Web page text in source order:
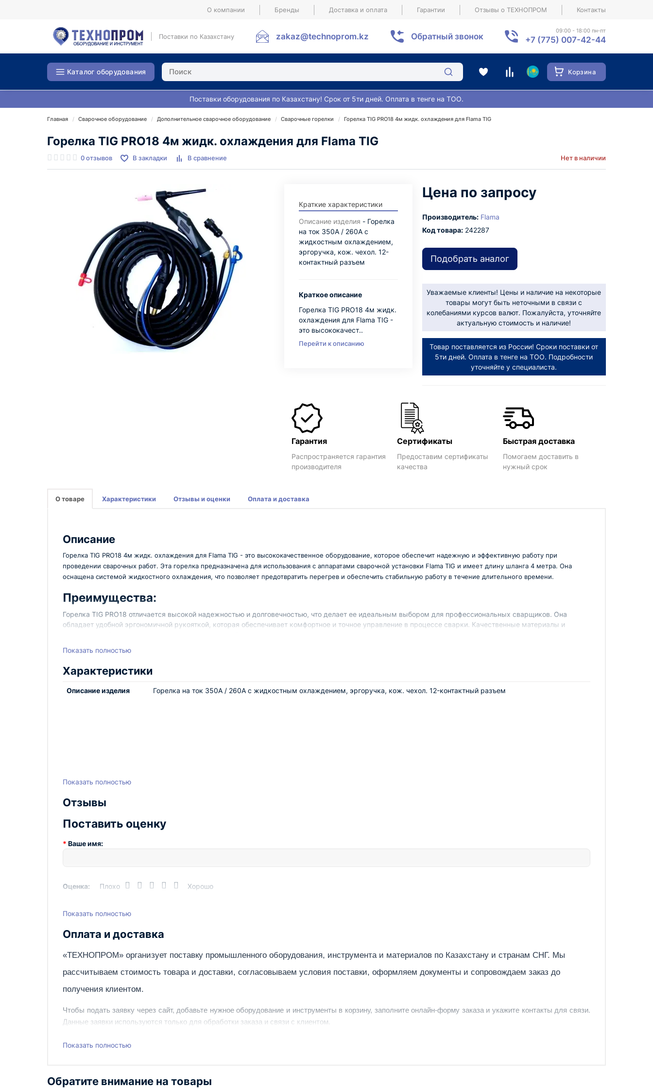
О компании Бренды Доставка и оплата Гарантии Отзывы о ТЕХНОПРОМ Контакты
Поставки по Казахстану zakaz@technoprom.kz Обратный звонок
09:00 - 18:00 пн-пт
+7 (775) 007-42-44
Каталог оборудования Корзина
Поставки оборудования по Казахстану! Срок от 5ти дней. Оплата в тенге на ТОО.
Главная Сварочное оборудование Дополнительное сварочное оборудование Сварочные горелки Горелка TIG PRO18 4м жидк. охлаждения для Flama TIG
Горелка TIG PRO18 4м жидк. охлаждения для Flama TIG
0 отзывов В закладки В сравнение Нет в наличии
Краткие характеристики
Описание изделия - Горелка
на ток 350A / 260A с
жидкостным охлаждением,
эргоручка, кож. чехол. 12-
контактный разъем
Краткое описание
Горелка TIG PRO18 4м жидк.
охлаждения для Flama TIG -
это высококачест..
Перейти к описанию
Цена по запросу
Производитель: Flama
Код товара:242287
Подобрать аналог
Уважаемые клиенты! Цены и наличие на некоторые
товары могут быть неточными в связи с
колебаниями курсов валют. Пожалуйста, уточняйте
актуальную стоимость и наличие!
Товар поставляется из России! Сроки поставки от
5ти дней. Оплата в тенге на ТОО. Подробности
уточняйте у специалиста.
Гарантия
Распространяется гарантия
производителя
Сертификаты
Предоставим сертификаты
качества
Быстрая доставка
Помогаем доставить в
нужный срок
О товаре Характеристики Отзывы и оценки Оплата и доставка
Описание
Горелка TIG PRO18 4м жидк. охлаждения для Flama TIG - это высококачественное оборудование, которое обеспечит надежную и эффективную работу при
проведении сварочных работ. Эта горелка предназначена для использования с аппаратами сварочной установки Flama TIG и имеет длину шланга 4 метра. Она
оснащена системой жидкостного охлаждения, что позволяет предотвратить перегрев и обеспечить стабильную работу в течение длительного времени.
Преимущества:
Горелка TIG PRO18 отличается высокой надежностью и долговечностью, что делает ее идеальным выбором для профессиональных сварщиков. Она
обладает удобной эргономичной рукояткой, которая обеспечивает комфортное и точное управление в процессе сварки. Качественные материалы и
Длина шланга 4 метра для удобства работы на расстоянии
Эргономичная рукоятка для комфортного управления
Горелка TIG PRO18 4м жидк. охлаждения для Flama TIG - это надежный помощник при проведении сварочных работ любого уровня сложности.
Показать полностью
Характеристики
Описание изделия Горелка на ток 350A / 260A с жидкостным охлаждением, эргоручка, кож. чехол. 12-контактный разъем
Показать полностью
Отзывы
Поставить оценку
Ваше имя:
Оценка: Плохо Хорошо
Написать отзыв
Показать полностью
Оплата и доставка
«ТЕХНОПРОМ» организует поставку промышленного оборудования, инструмента и материалов по Казахстану и странам СНГ. Мы
рассчитываем стоимость товара и доставки, согласовываем условия поставки, оформляем документы и сопровождаем заказ до
получения клиентом.
Чтобы подать заявку через сайт, добавьте нужное оборудование и инструменты в корзину, заполните онлайн-форму заказа и укажите контакты для связи.
Данные заявки используются только для обработки заказа и связи с клиентом.
Наш сотрудник свяжется с вами, чтобы подтвердить заявку, уточнить детали, рассчитать стоимость поставки и предложить удобный вариант доставки.
Показать полностью
Обратите внимание на товары